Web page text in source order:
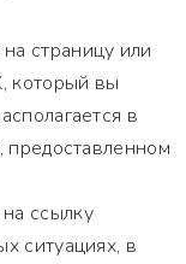
страницу или
который вы
в
предоставленном
ссылку
ситуациях, в